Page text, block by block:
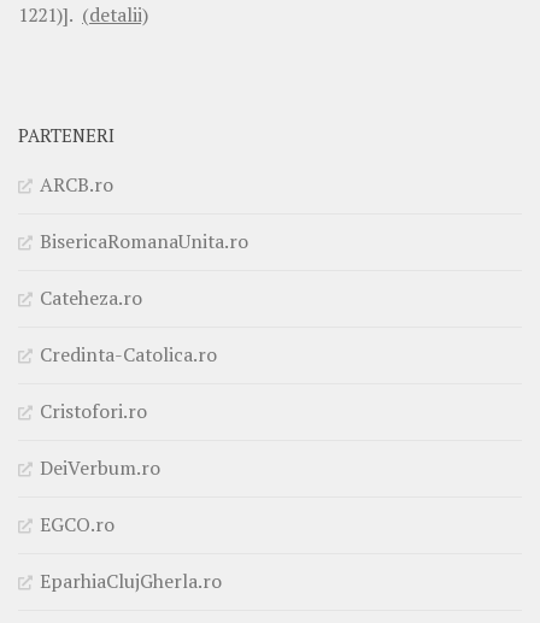
1221)]. (detalii)
PARTENERI
ARCB.ro
BisericaRomanaUnita.ro
Cateheza.ro
Credinta-Catolica.ro
Cristofori.ro
DeiVerbum.ro
EGCO.ro
EparhiaClujGherla.ro